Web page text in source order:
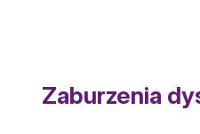
Zaburzenia